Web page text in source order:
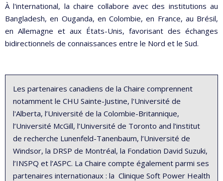
À l'international, la chaire collabore avec des institutions au
Bangladesh, en Ouganda, en Colombie, en France, au Brésil,
en Allemagne et aux États-Unis, favorisant des échanges
bidirectionnels de connaissances entre le Nord et le Sud.
Les partenaires canadiens de la Chaire comprennent
notamment le CHU Sainte-Justine, l'Université de
l'Alberta, l’Université de la Colombie-Britannique,
l’Université McGill, l’Université de Toronto and l’institut
de recherche Lunenfeld-Tanenbaum, l’Université de
Windsor, la DRSP de Montréal, la Fondation David Suzuki,
l’INSPQ et l’ASPC. La Chaire compte également parmi ses
partenaires internationaux : la Clinique Soft Power Health